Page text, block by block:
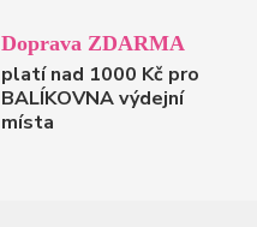
Doprava ZDARMA
platí nad 1000 Kč pro
BALÍKOVNA výdejní
místa